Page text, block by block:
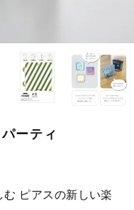
ーティ
ピアスの新しい楽